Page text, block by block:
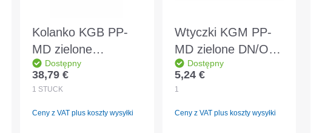
Kolanko KGB PP-
MD zielone
DN/OD160 15° DIN
EN 14758
Dostępny
Cena regularna:
38,79 €
1 STÜCK
Ceny z VAT plus koszty wysyłki
Wtyczki KGM PP-
MD zielone DN/OD
110 DIN EN 14758
Dostępny
Cena regularna:
5,24 €
1
Ceny z VAT plus koszty wysyłki